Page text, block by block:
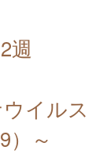
週
イル
）～